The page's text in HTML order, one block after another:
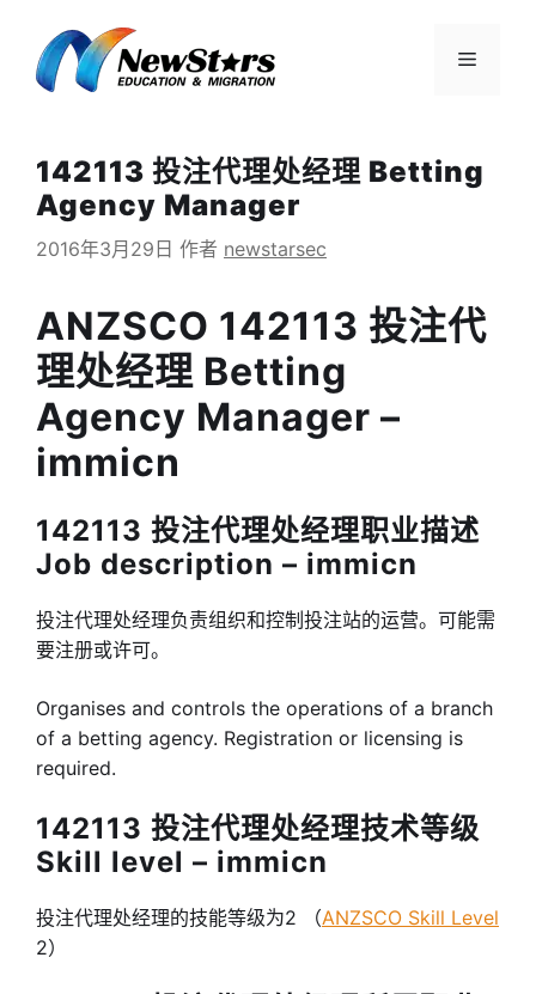
菜
142113 投注代理处经理 Betting
Agency Manager
2016年3月29日 作者 newstarsec
ANZSCO 142113 投注代
理处经理 Betting
Agency Manager –
immicn
142113 投注代理处经理职业描述
Job description – immicn
投注代理处经理负责组织和控制投注站的运营。可能需
要注册或许可。
Organises and controls the operations of a branch
of a betting agency. Registration or licensing is
required.
142113 投注代理处经理技术等级
Skill level – immicn
投注代理处经理的技能等级为2 （ANZSCO Skill Level
2）